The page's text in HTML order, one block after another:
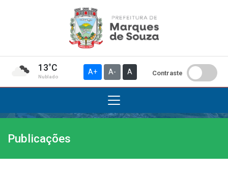
13°C
Nublado
A+ A- A Contraste
Institucional
A Prefeitura
Publicações